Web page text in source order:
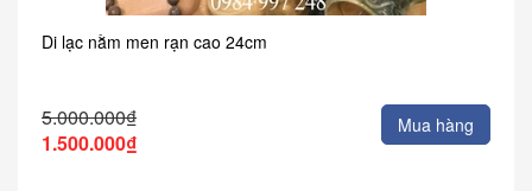
Di lạc nằm men rạn cao 24cm
5.000.000₫
1.500.000₫
Mua hàng